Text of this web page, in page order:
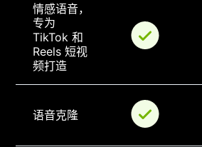
情感语音，
专为
TikTok 和
Reels 短视
频打造
语音克隆